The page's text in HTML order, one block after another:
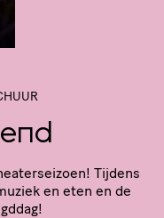
Tijdens
en eten en de